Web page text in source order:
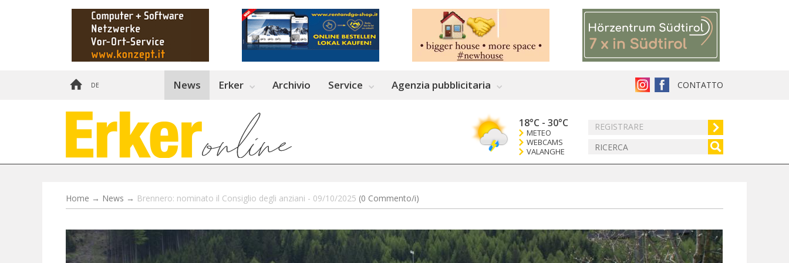
DE CONTATTO
News Erker Archivio Service Agenzia pubblicitaria
REGISTRARE
18°C - 30°C
METEO
WEBCAMS
VALANGHE
Home → News → Brennero: nominato il Consiglio degli anziani - 09/10/2025 (0 Commento/i)